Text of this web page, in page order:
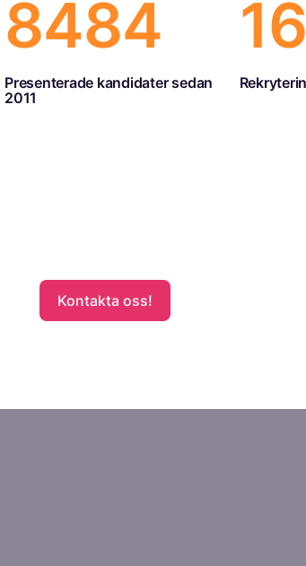
8537
Presenterade kandidater sedan
2011
Kontakta oss!